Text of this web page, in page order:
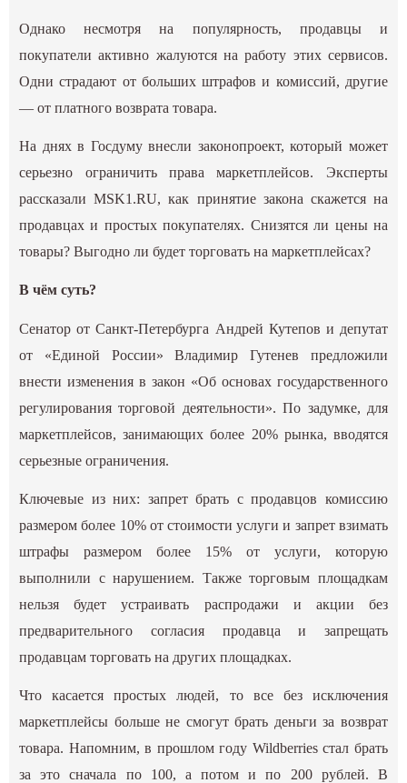
Однако несмотря на популярность, продавцы и
покупатели активно жалуются на работу этих сервисов.
Одни страдают от больших штрафов и комиссий, другие
— от платного возврата товара.
На днях в Госдуму внесли законопроект, который может
серьезно ограничить права маркетплейсов. Эксперты
рассказали MSK1.RU, как принятие закона скажется на
продавцах и простых покупателях. Снизятся ли цены на
товары? Выгодно ли будет торговать на маркетплейсах?
В чём суть?
Сенатор от Санкт-Петербурга Андрей Кутепов и депутат
от «Единой России» Владимир Гутенев предложили
внести изменения в закон «Об основах государственного
регулирования торговой деятельности». По задумке, для
маркетплейсов, занимающих более 20% рынка, вводятся
серьезные ограничения.
Ключевые из них: запрет брать с продавцов комиссию
размером более 10% от стоимости услуги и запрет взимать
штрафы размером более 15% от услуги, которую
выполнили с нарушением. Также торговым площадкам
нельзя будет устраивать распродажи и акции без
предварительного согласия продавца и запрещать
продавцам торговать на других площадках.
Что касается простых людей, то все без исключения
маркетплейсы больше не смогут брать деньги за возврат
товара. Напомним, в прошлом году Wildberries стал брать
за это сначала по 100, а потом и по 200 рублей. В